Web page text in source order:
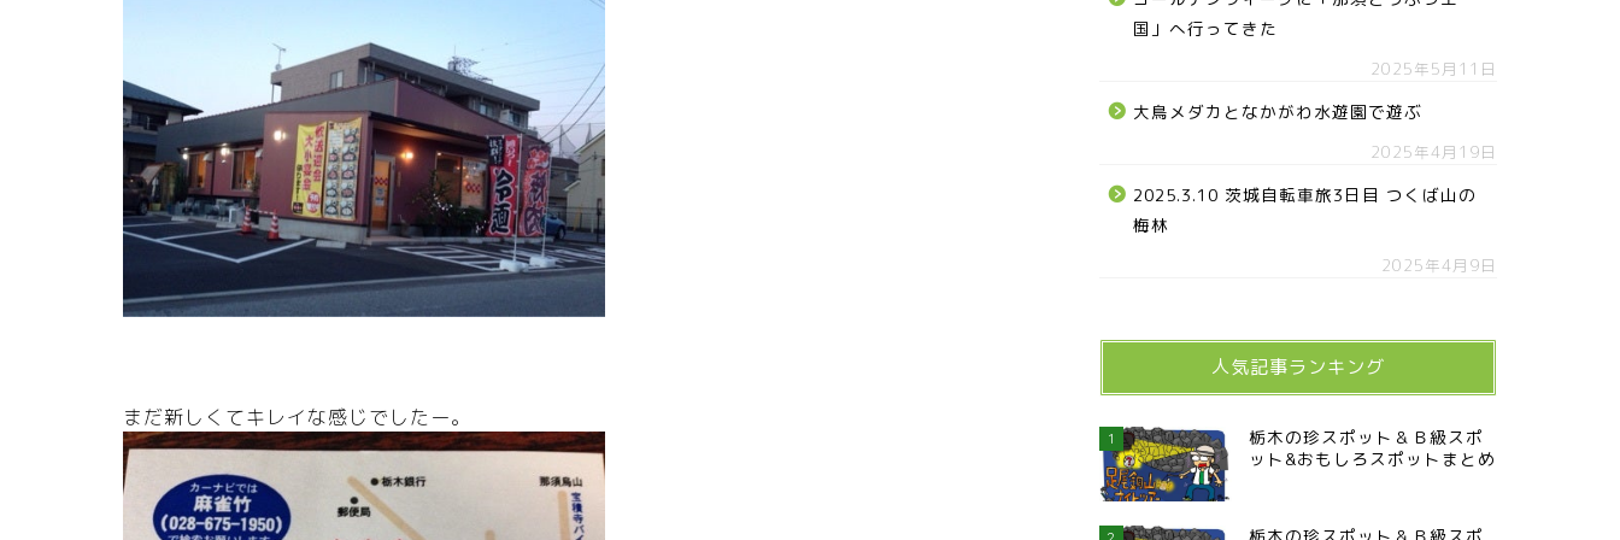
まだ新しくてキレイな感じでしたー。
国」へ行ってきた
2025年5月11日
大鳥メダカとなかがわ水遊園で遊ぶ
2025年4月19日
2025.3.10 茨城自転車旅3日目 つくば山の
梅林
2025年4月9日
人気記事ランキング
1
栃木の珍スポット＆Ｂ級スポ
ット&おもしろスポットまとめ